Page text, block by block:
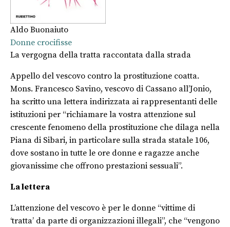
Aldo Buonaiuto
Donne crocifisse
La vergogna della tratta raccontata dalla strada
Appello del vescovo contro la prostituzione coatta.
Mons. Francesco Savino, vescovo di Cassano all’Jonio,
ha scritto una lettera indirizzata ai rappresentanti delle
istituzioni per “richiamare la vostra attenzione sul
crescente fenomeno della prostituzione che dilaga nella
Piana di Sibari, in particolare sulla strada statale 106,
dove sostano in tutte le ore donne e ragazze anche
giovanissime che offrono prestazioni sessuali”.
La lettera
L’attenzione del vescovo è per le donne “vittime di
‘tratta’ da parte di organizzazioni illegali”, che “vengono